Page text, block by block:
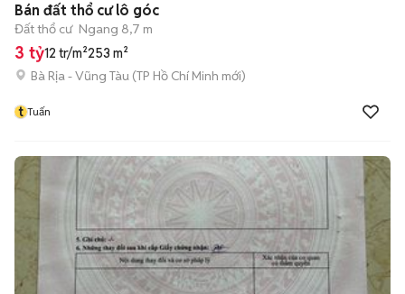
Bán đất thổ cư lô góc
Đất thổ cư Ngang 8,7 m
3 tỷ12 tr/m²253 m²
Bà Rịa - Vũng Tàu (TP Hồ Chí Minh mới)
t Tuấn